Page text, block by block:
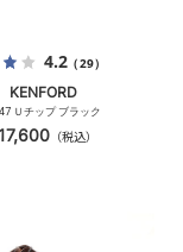
4.2（29）
KENFORD
Ｕチップ ブラック
（税込）